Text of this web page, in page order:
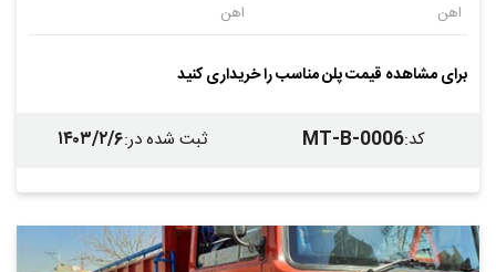
اهن
اهن
برای مشاهده قیمت پلن مناسب را خریداری کنید
کد:
MT-B-0006 ثبت شده در:۱۴۰۳/۲/۶